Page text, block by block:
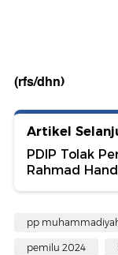
(rfs/dhn)
Artikel
PDIP Tolak
Rahmad
pp
pemilu 2024